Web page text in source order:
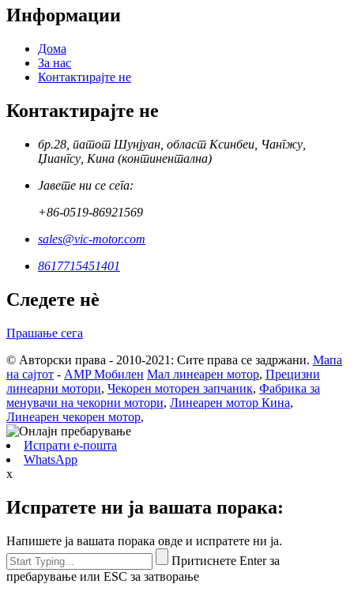
Информации
Дома
За нас
Контактирајте не
Контактирајте не
бр.28, патот Шунјуан, област Ксинбеи, Чангжу,
Џиангсу, Кина (континентална)
Јавете ни се сега:
+86-0519-86921569
sales@vic-motor.com
8617715451401
Следете нè
Прашање сега
© Авторски права - 2010-2021: Сите права се задржани. Мапа
на сајтот - AMP Мобилен Мал линеарен мотор, Прецизни
линеарни мотори, Чекорен моторен запчаник, Фабрика за
менувачи на чекорни мотори, Линеарен мотор Кина,
Линеарен чекорен мотор,
Испрати е-пошта
WhatsApp
x
Испратете ни ја вашата порака:
Напишете ја вашата порака овде и испратете ни ја.
Притиснете Enter за
пребарување или ESC за затворање